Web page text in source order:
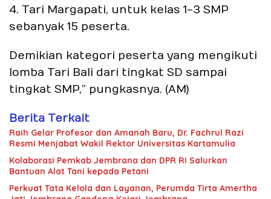
4. Tari Margapati, untuk kelas 1-3 SMP
sebanyak 15 peserta.
Demikian kategori peserta yang mengikuti
lomba Tari Bali dari tingkat SD sampai
tingkat SMP,” pungkasnya. (AM)
Berita Terkait
Raih Gelar Profesor dan Amanah Baru, Dr. Fachrul Razi
Resmi Menjabat Wakil Rektor Universitas Kartamulia
Kolaborasi Pemkab Jembrana dan DPR RI Salurkan
Bantuan Alat Tani kepada Petani
Perkuat Tata Kelola dan Layanan, Perumda Tirta Amertha